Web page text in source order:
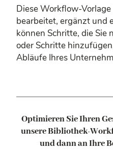
Diese Workflow-
bearbeitet, ergänzt und
können Schritte, die Sie
oder Schritte
Abläufe Ihres
Optimieren Sie Ihren
unsere Bibliothek-
und dann an Ihre